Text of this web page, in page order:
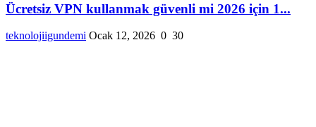
Ücretsiz VPN kullanmak güvenli mi 2026 için 1...
teknolojiigundemi Ocak 12, 2026 0 30